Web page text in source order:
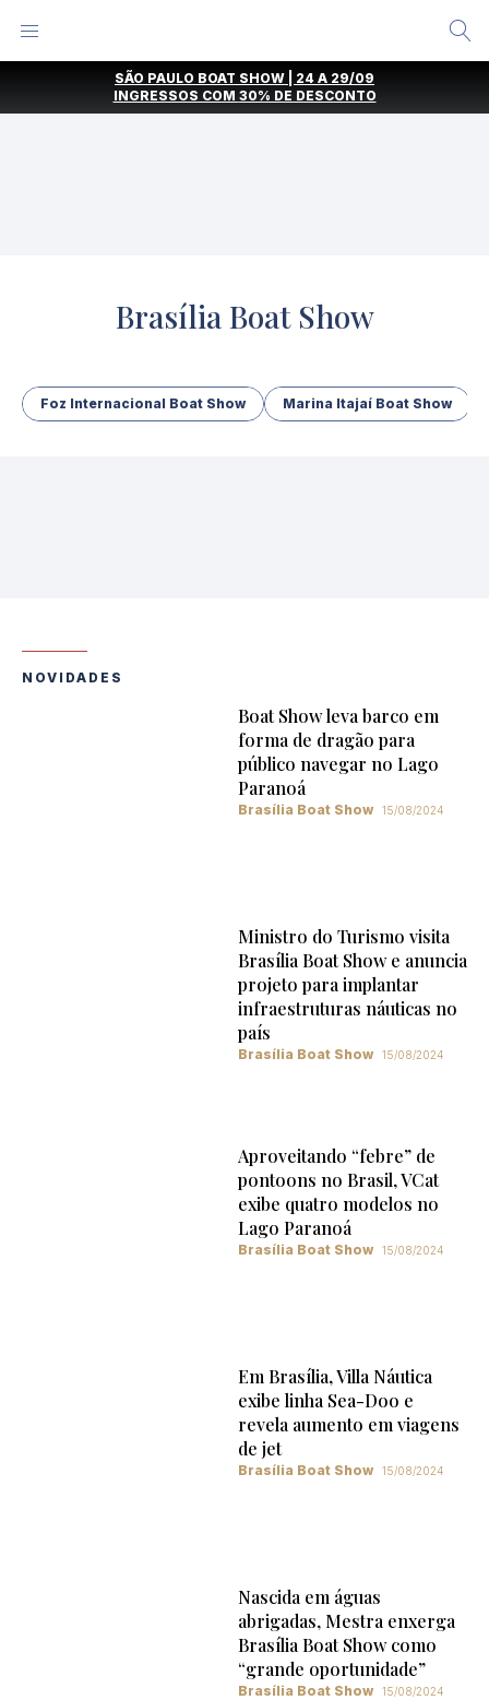
SÃO PAULO BOAT SHOW | 24 A 29/09
INGRESSOS COM 30% DE DESCONTO
Brasília Boat Show
Foz Internacional Boat Show Marina Itajaí Boat Show
NOVIDADES
Boat Show leva barco em
forma de dragão para
público navegar no Lago
Paranoá
Brasília Boat Show 15/08/2024
Ministro do Turismo visita
Brasília Boat Show e anuncia
projeto para implantar
infraestruturas náuticas no
país
Brasília Boat Show 15/08/2024
Aproveitando “febre” de
pontoons no Brasil, VCat
exibe quatro modelos no
Lago Paranoá
Brasília Boat Show 15/08/2024
Em Brasília, Villa Náutica
exibe linha Sea-Doo e
revela aumento em viagens
de jet
Brasília Boat Show 15/08/2024
Nascida em águas
abrigadas, Mestra enxerga
Brasília Boat Show como
“grande oportunidade”
Brasília Boat Show 15/08/2024